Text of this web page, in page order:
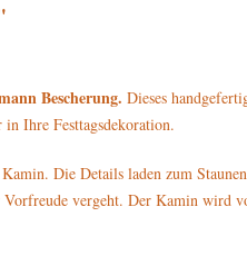
Bescherung. Dieses
Ihre Festtagsdekoration.
Die Details laden zum
vergeht. Der Kamin wird